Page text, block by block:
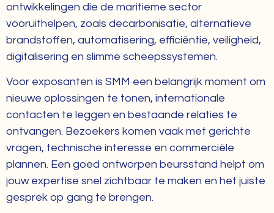
ontwikkelingen die de maritieme sector
vooruithelpen, zoals decarbonisatie, alternatieve
brandstoffen, automatisering, efficiëntie, veiligheid,
digitalisering en slimme scheepssystemen.
Voor exposanten is SMM een belangrijk moment om
nieuwe oplossingen te tonen, internationale
contacten te leggen en bestaande relaties te
ontvangen. Bezoekers komen vaak met gerichte
vragen, technische interesse en commerciële
plannen. Een goed ontworpen beursstand helpt om
jouw expertise snel zichtbaar te maken en het juiste
gesprek op gang te brengen.